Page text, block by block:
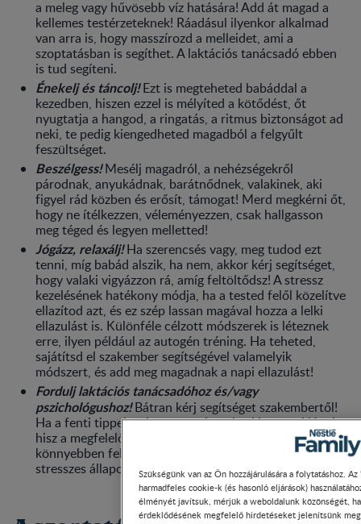
a meleg vagy hűvösebb víz hatására! Add át magad a
kellemes testérzeteknek! Ráadásul ilyenkor alkalmad
van arra is, hogy masszírozd a melleidet, ami a
szoptatásban is segíthet. A laktációs tanácsadó ebben
is tud segíteni.
Énekelj és táncolj! Ezt is megteheted babáddal a
kezedben, hiszen ezzel is mélyíted a kötődést, őt
nyugtatja a hangod, a ringatás, a ritmus biztonságot ad
neki, te pedig kiengedheted magadból a felgyűlt
feszültséget.
Beszélgess! Mesélj magadról, a nehézségekről
párodnak, anyukádnak, barátnődnek, valakinek, aki
figyel rád közben és erősít, támogat! Merd megkérni őt,
hogy ne ítélkezzen, véleményezzen, csak hallgasson
meg téged és legyen melletted!
Jógázz, relaxálj! Ha szerencsés vagy, meg tudod ezt
tenni, míg babád alszik, ha nem, akkor kérj segítséget,
hogy valaki vigyázzon rá, amíg feltöltődsz! A stressz
kezelésének hatékony módja, ha a tested felől közelítve
ellazítod azt, és ez szép lassan magával hozza a lelki
ellazulást is. Különféle célzott módszerek is léteznek
erre, ilyen például az autogén tréning. Ha teheted,
sajátítsd el szakember segítségével valamelyik
módszert, és add meg magadnak a napi ellazulást!
Fordulj laktációs tanácsadóhoz és/vagy
pszichológushoz! Bátran kérj segítséget szakembertől!
Ha a fenti tippek már nem segítenek, akkor merj lépni,
hisz a megfelelő tudás és a lelked gondozása
könnyebben felszámolhatja a szoptatást megnehezítő
stresszes állapotot.Szükségünk van az Ön hozzájárulására a folytatáshoz.
harmadfeles cookie-k (és hasonló eljárások)
élményét javítsuk, mérjük a weboldalunk közönségét,
érdeklődésének megfelelő hirdetéseket jelenítsünk